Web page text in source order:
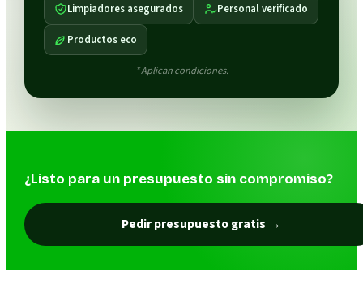
Limpiadores asegurados Personal verificado
Productos eco
* Aplican condiciones.
¿Listo para un presupuesto sin compromiso?
Pedir presupuesto gratis →